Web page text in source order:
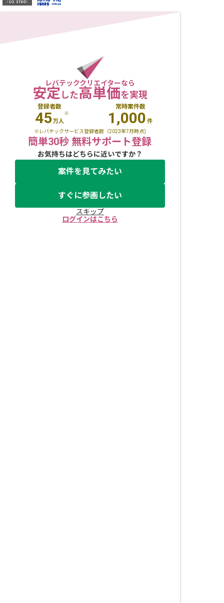
レバテッククリエイターなら
安定した高単価を実現
登録者数
45万人
※
常時案件数
1,000 件
※レバテックサービス登録者数（2023年7月時点)
簡単30秒 無料サポート登録
お気持ちはどちらに近いですか？
案件を見てみたい
すぐに参画したい
スキップ
ログインはこちら